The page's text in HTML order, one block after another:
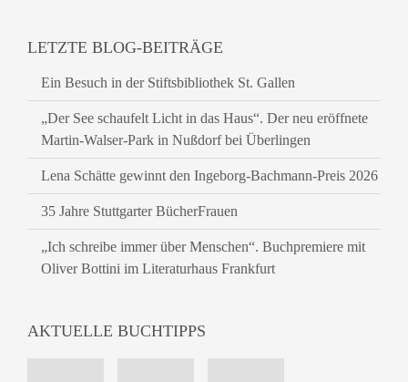
LETZTE BLOG-BEITRÄGE
Ein Besuch in der Stiftsbibliothek St. Gallen
„Der See schaufelt Licht in das Haus“. Der neu eröffnete
Martin-Walser-Park in Nußdorf bei Überlingen
Lena Schätte gewinnt den Ingeborg-Bachmann-Preis 2026
35 Jahre Stuttgarter BücherFrauen
„Ich schreibe immer über Menschen“. Buchpremiere mit
Oliver Bottini im Literaturhaus Frankfurt
AKTUELLE BUCHTIPPS